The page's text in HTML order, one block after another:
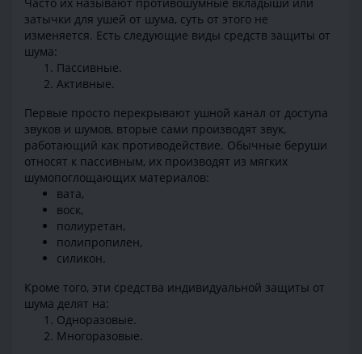
затычки для ушей от шума, суть от этого не
изменяется. Есть следующие виды средств защиты от
шума:
Пассивные.
Активные.
Первые просто перекрывают ушной канал от доступа
звуков и шумов, вторые сами производят звук,
работающий как противодействие. Обычные беруши
относят к пассивным, их производят из мягких
шумопоглощающих материалов:
вата,
воск,
полиуретан,
полипропилен,
силикон.
Кроме того, эти средства индивидуальной защиты от
шума делят на:
Одноразовые.
Многоразовые.